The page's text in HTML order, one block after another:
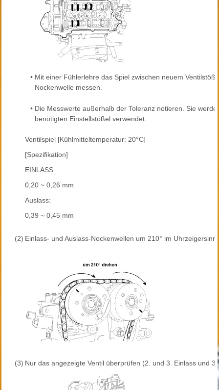
• Mit einer Fühlerlehre das Spiel zwischen neuem
Nockenwelle messen.
• Die Messwerte außerhalb der Toleranz notieren. Sie
benötigten Einstellstößel verwendet.
Ventilspiel [Kühlmitteltemperatur: 20°C]
[Spezifikation]
EINLASS :
0,20 ~ 0,26 mm
Auslass:
0,39 ~ 0,45 mm
(2) Einlass- und Auslass-Nockenwellen um 210° im Uhrzeigersinn
(3) Nur das angezeigte Ventil überprüfen (2. und 3. Einlass und